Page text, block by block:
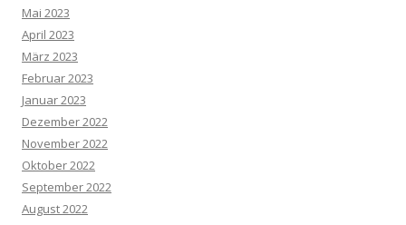
Mai 2023
April 2023
März 2023
Februar 2023
Januar 2023
Dezember 2022
November 2022
Oktober 2022
September 2022
August 2022